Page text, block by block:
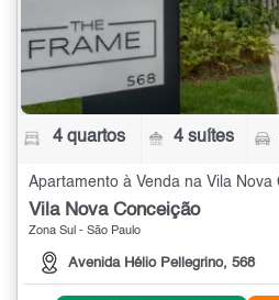
4 quartos 4 suítes
Vila Nova Conceição
Zona Sul - São Paulo
Avenida Hélio Pellegrino, 568